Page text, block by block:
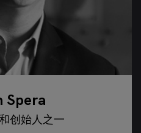
Spera
创始人之一